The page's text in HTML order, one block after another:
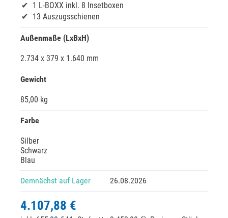
1 L-BOXX inkl. 8 Insetboxen
13 Auszugsschienen
Außenmaße (LxBxH)
2.734 x 379 x 1.640 mm
Gewicht
85,00 kg
Farbe
Silber
Schwarz
Blau
Demnächst auf Lager 26.08.2026
4.107,88 €